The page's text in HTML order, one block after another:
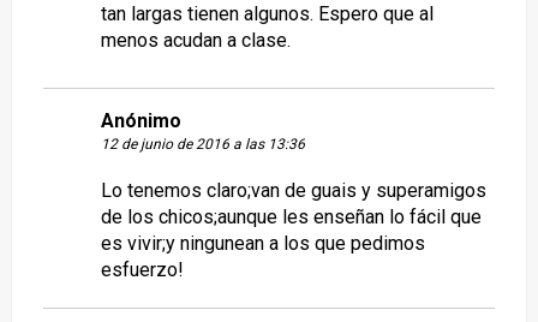
tan largas tienen algunos. Espero que al
menos acudan a clase.
Anónimo
12 de junio de 2016 a las 13:36
Lo tenemos claro;van de guais y superamigos
de los chicos;aunque les enseñan lo fácil que
es vivir;y ningunean a los que pedimos
esfuerzo!